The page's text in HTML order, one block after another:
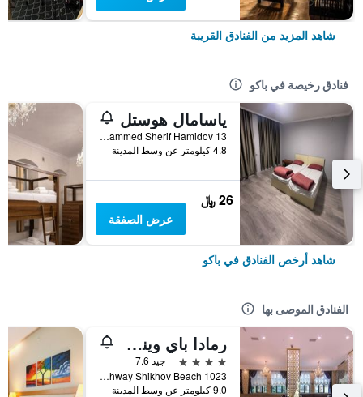
شاهد المزيد من الفنادق القريبة
فنادق رخيصة في باكو
ياسامال هوستل
General Mammed Sherif Hamidov 13, باكو, أذربيجان
4.8 كيلومتر عن وسط المدينة
26 ﷼
عرض الصفقة
شاهد أرخص الفنادق في باكو
الفنادق الموصى بها
رمادا باي ويندام باكو
4 نجوم
جيد 7.6
Salyan Highway Shikhov Beach 1023, باكو, أذربيجان
9.0 كيلومتر عن وسط المدينة